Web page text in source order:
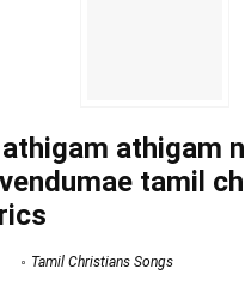
athigam
tamil
Tamil Christians Songs